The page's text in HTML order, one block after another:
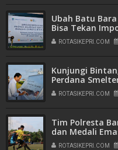
Ubah Batu Bara
Bisa Tekan
ROTASIKEPRI.COM
Kunjungi
Perdana
ROTASIKEPRI.COM
Tim Polresta
dan Medali
Kepri Cup
ROTASIKEPRI.COM